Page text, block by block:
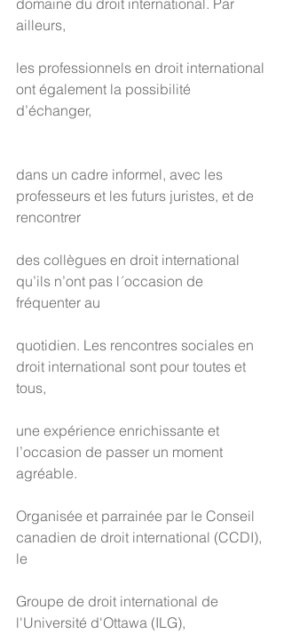
domaine du droit international. Par
ailleurs,
les professionnels en droit international
ont également la possibilité
d’échanger,
dans un cadre informel, avec les
professeurs et les futurs juristes, et de
rencontrer
des collègues en droit international
qu’ils n’ont pas l´occasion de
fréquenter au
quotidien. Les rencontres sociales en
droit international sont pour toutes et
tous,
une expérience enrichissante et
l’occasion de passer un moment
agréable.
Organisée et parrainée par le Conseil
canadien de droit international (CCDI),
le
Groupe de droit international de
l'Université d'Ottawa (ILG),